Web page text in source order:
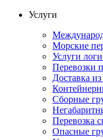
Услуги
Морские
Услуги
Перевозки
Доставка
Сборные
Перевозка
Опасные